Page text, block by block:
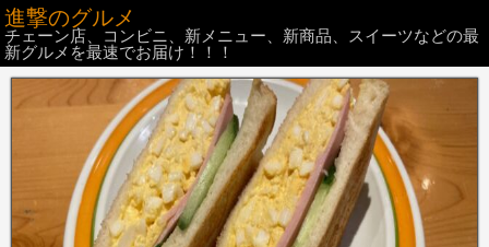
進撃のグルメ
チェーン店、コンビニ、新メニュー、新商品、スイーツなどの最
新グルメを最速でお届け！！！